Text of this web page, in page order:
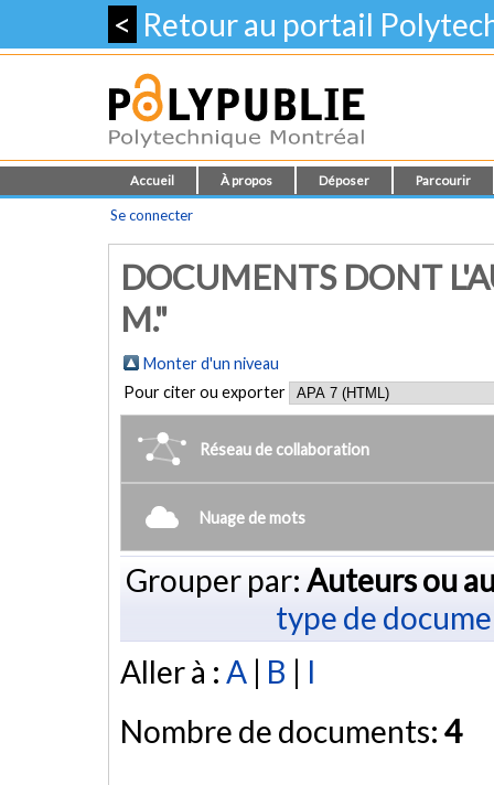
< Retour au portail
Accueil À propos Déposer Parcourir
Se connecter
DOCUMENTS DONT
M."
Monter d'un niveau
Pour citer ou exporter
Réseau de collaboration
Nuage de mots
Grouper par: Auteurs ou
type de
Aller à : A | B | I
Nombre de documents: 4